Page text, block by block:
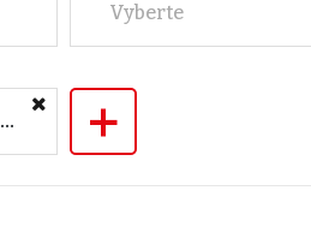
Vyberte
Středočeské Bydlení s.r.o. +